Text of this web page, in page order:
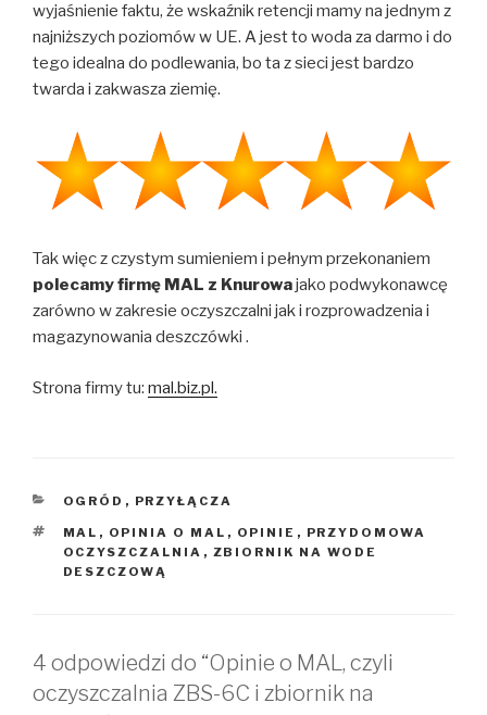
wyjaśnienie faktu, że wskaźnik retencji mamy na jednym z
najniższych poziomów w UE. A jest to woda za darmo i do
tego idealna do podlewania, bo ta z sieci jest bardzo
twarda i zakwasza ziemię.
Tak więc z czystym sumieniem i pełnym przekonaniem
polecamy firmę MAL z Knurowajako podwykonawcę
zarówno w zakresie oczyszczalni jak i rozprowadzenia i
magazynowania deszczówki .
Strona firmy tu: mal.biz.pl.
KATEGORIE
OGRÓD , PRZYŁĄCZA
TAGI
MAL , OPINIA O MAL , OPINIE , PRZYDOMOWA
OCZYSZCZALNIA , ZBIORNIK NA WODE
DESZCZOWĄ
4 odpowiedzi do “Opinie o MAL, czyli
oczyszczalnia ZBS-6C i zbiornik na